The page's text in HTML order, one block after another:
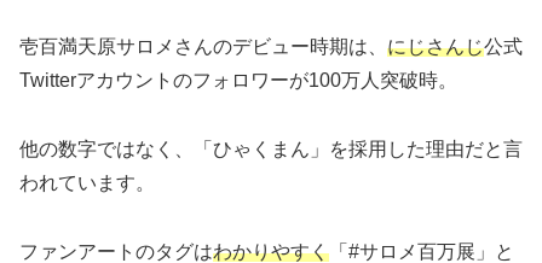
壱百満天原サロメさんのデビュー時期は、 にじさんじ公式
Twitterアカウントのフォロワーが100万人突破時。
他の数字ではなく、「ひゃくまん」を採用した理由だと言
われています。
ファンアートのタグはわかりやすく 「#サロメ百万展」と